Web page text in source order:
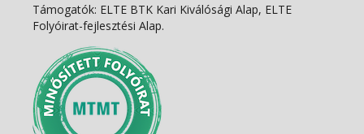
Támogatók: ELTE BTK Kari Kiválósági Alap, ELTE
Folyóirat-fejlesztési Alap.